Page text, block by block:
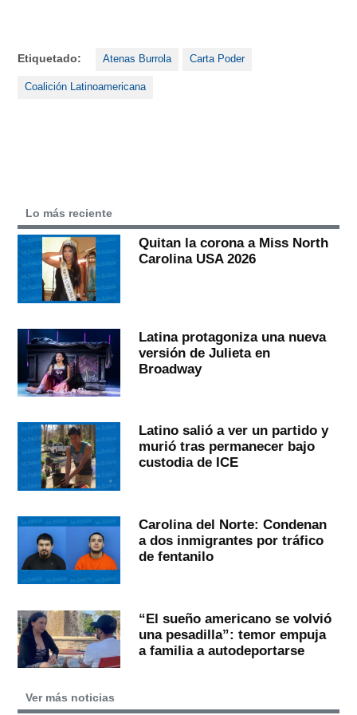
Etiquetado: Atenas Burrola Carta Poder
Coalición Latinoamericana
Lo más reciente
Quitan la corona a Miss North
Carolina USA 2026
Latina protagoniza una nueva
versión de Julieta en
Broadway
Latino salió a ver un partido y
murió tras permanecer bajo
custodia de ICE
Carolina del Norte: Condenan
a dos inmigrantes por tráfico
de fentanilo
“El sueño americano se volvió
una pesadilla”: temor empuja
a familia a autodeportarse
Ver más noticias